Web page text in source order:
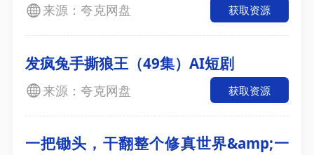
来源：夸克网盘 获取资源
发疯兔手撕狼王（49集）AI短剧
来源：夸克网盘 获取资源
一把锄头，干翻整个修真世界&amp;一